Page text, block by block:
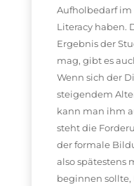
Aufholbedarf
Literacy haben.
Ergebnis der
mag, gibt es
Wenn sich der
steigendem
kann man ihm
steht die
der formale
also spätestens
beginnen